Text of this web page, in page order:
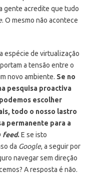
gente acredite que tudo
. O mesmo não acontece
espécie de virtualização
a tensão entre o
novo ambiente. Se no
pesquisa proactiva
escolher
todo o nosso lastro
permanente para a
feed. E se isto
da Google, a seguir por
navegar sem direção
A resposta é não.